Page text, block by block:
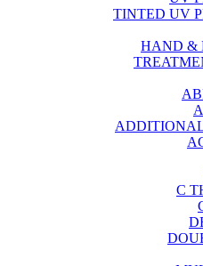
TINTED UV
HAND &
C